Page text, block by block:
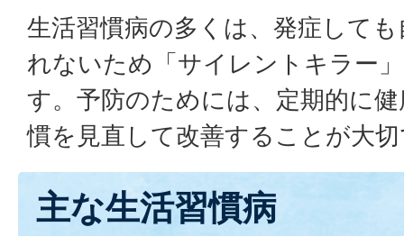
生活習慣病の多くは、発症して
れないため「サイレントキラー
す。予防のためには、定期的に
慣を見直して改善することが大
主な生活習慣病